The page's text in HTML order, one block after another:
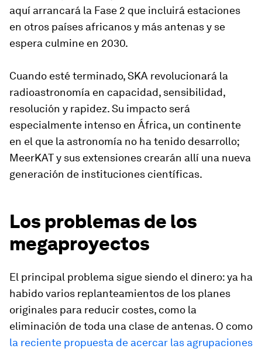
aquí arrancará la Fase 2 que incluirá estaciones
en otros países africanos y más antenas y se
espera culmine en 2030.
Cuando esté terminado, SKA revolucionará la
radioastronomía en capacidad, sensibilidad,
resolución y rapidez. Su impacto será
especialmente intenso en África, un continente
en el que la astronomía no ha tenido desarrollo;
MeerKAT y sus extensiones crearán allí una nueva
generación de instituciones científicas.
Los problemas de los
megaproyectos
El principal problema sigue siendo el dinero: ya ha
habido varios replanteamientos de los planes
originales para reducir costes, como la
eliminación de toda una clase de antenas. O como
la reciente propuesta de acercar las agrupaciones